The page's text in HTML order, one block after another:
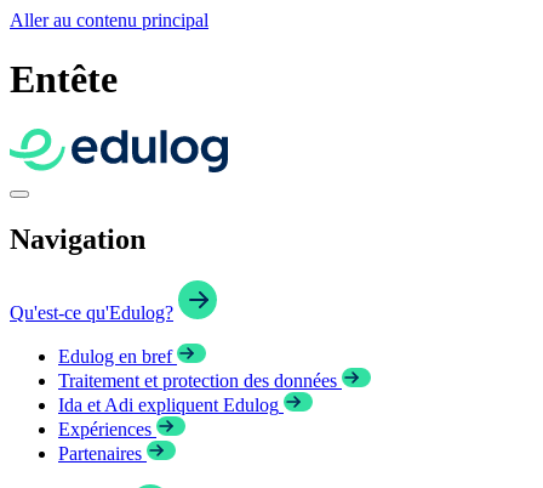
Aller au contenu principal
Entête
Navigation
Qu'est-ce qu'Edulog?
Edulog en bref
Traitement et protection des données
Ida et Adi expliquent Edulog
Expériences
Partenaires